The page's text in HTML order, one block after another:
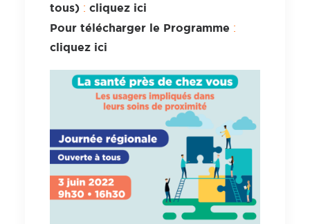
tous) : cliquez ici
Pour télécharger le Programme :
cliquez ici